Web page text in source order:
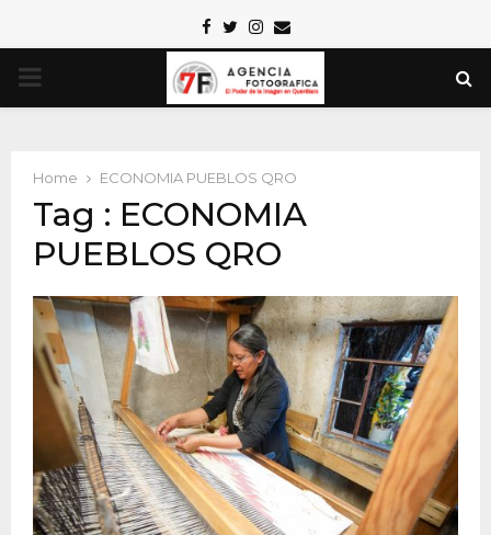
Facebook
TwitterInstagram
Email
PRIMARY
Home ECONOMIA PUEBLOS QRO
Tag : ECONOMIA
PUEBLOS QRO